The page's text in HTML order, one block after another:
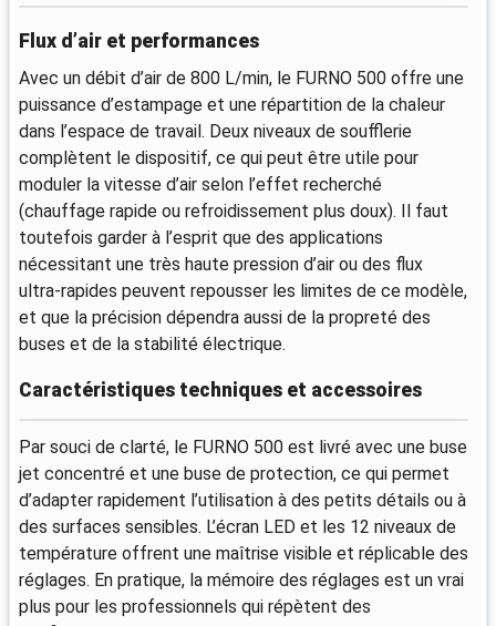
Flux d’air et performances
Avec un débit d’air de 800 L/min, le FURNO 500 offre une
puissance d’estampage et une répartition de la chaleur
dans l’espace de travail. Deux niveaux de soufflerie
complètent le dispositif, ce qui peut être utile pour
moduler la vitesse d’air selon l’effet recherché
(chauffage rapide ou refroidissement plus doux). Il faut
toutefois garder à l’esprit que des applications
nécessitant une très haute pression d’air ou des flux
ultra-rapides peuvent repousser les limites de ce modèle,
et que la précision dépendra aussi de la propreté des
buses et de la stabilité électrique.
Caractéristiques techniques et accessoires
Par souci de clarté, le FURNO 500 est livré avec une buse
jet concentré et une buse de protection, ce qui permet
d’adapter rapidement l’utilisation à des petits détails ou à
des surfaces sensibles. L’écran LED et les 12 niveaux de
température offrent une maîtrise visible et réplicable des
réglages. En pratique, la mémoire des réglages est un vrai
plus pour les professionnels qui répètent des